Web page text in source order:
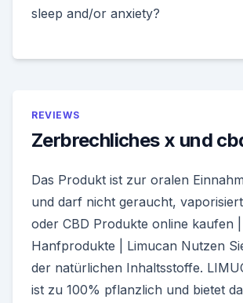
sleep and/or anxiety?
REVIEWS
Zerbrechliches x und
Das Produkt ist zur oralen
und darf nicht geraucht,
oder CBD Produkte online kaufen
Hanfprodukte | Limucan Nutzen
der natürlichen Inhaltsstoffe.
ist zu 100% pflanzlich und bietet